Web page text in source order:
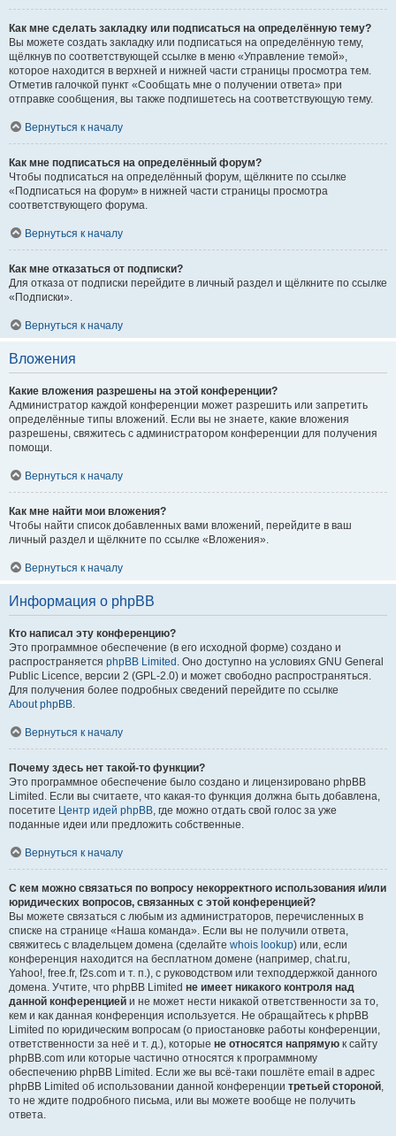
Как мне сделать закладку или подписаться на определённую тему?
Вы можете создать закладку или подписаться на определённую тему,
щёлкнув по соответствующей ссылке в меню «Управление темой»,
которое находится в верхней и нижней части страницы просмотра тем.
Отметив галочкой пункт «Сообщать мне о получении ответа» при
отправке сообщения, вы также подпишетесь на соответствующую тему.
Вернуться к началу
Как мне подписаться на определённый форум?
Чтобы подписаться на определённый форум, щёлкните по ссылке
«Подписаться на форум» в нижней части страницы просмотра
соответствующего форума.
Вернуться к началу
Как мне отказаться от подписки?
Для отказа от подписки перейдите в личный раздел и щёлкните по ссылке
«Подписки».
Вернуться к началу
Вложения
Какие вложения разрешены на этой конференции?
Администратор каждой конференции может разрешить или запретить
определённые типы вложений. Если вы не знаете, какие вложения
разрешены, свяжитесь с администратором конференции для получения
помощи.
Вернуться к началу
Как мне найти мои вложения?
Чтобы найти список добавленных вами вложений, перейдите в ваш
личный раздел и щёлкните по ссылке «Вложения».
Вернуться к началу
Информация о phpBB
Кто написал эту конференцию?
Это программное обеспечение (в его исходной форме) создано и
распространяется phpBB Limited . Оно доступно на условиях GNU General
Public Licence, версии 2 (GPL-2.0) и может свободно распространяться.
Для получения более подробных сведений перейдите по ссылке
About phpBB.
Вернуться к началу
Почему здесь нет такой-то функции?
Это программное обеспечение было создано и лицензировано phpBB
Limited. Если вы считаете, что какая-то функция должна быть добавлена,
посетите Центр идей phpBB, где можно отдать свой голос за уже
поданные идеи или предложить собственные.
Вернуться к началу
С кем можно связаться по вопросу некорректного использования и/или
юридических вопросов, связанных с этой конференцией?
Вы можете связаться с любым из администраторов, перечисленных в
списке на странице «Наша команда». Если вы не получили ответа,
свяжитесь с владельцем домена (сделайте whois lookup) или, если
конференция находится на бесплатном домене (например, chat.ru,
Yahoo!, free.fr, f2s.com и т. п.), с руководством или техподдержкой данного
домена. Учтите, что phpBB Limited не имеет никакого контроля над
данной конференцией и не может нести никакой ответственности за то,
кем и как данная конференция используется. Не обращайтесь к phpBB
Limited по юридическим вопросам (о приостановке работы конференции,
ответственности за неё и т. д.), которые не относятся напрямую к сайту
phpBB.com или которые частично относятся к программному
обеспечению phpBB Limited. Если же вы всё-таки пошлёте email в адрес
phpBB Limited об использовании данной конференции третьей стороной,
то не ждите подробного письма, или вы можете вообще не получить
ответа.